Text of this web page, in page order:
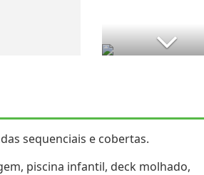
sequenciais e cobertas.
piscina infantil, deck molhado,